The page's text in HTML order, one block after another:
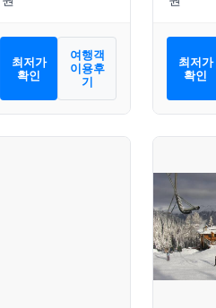
최저가
확인
여행객
이용후
기
최저가
확인